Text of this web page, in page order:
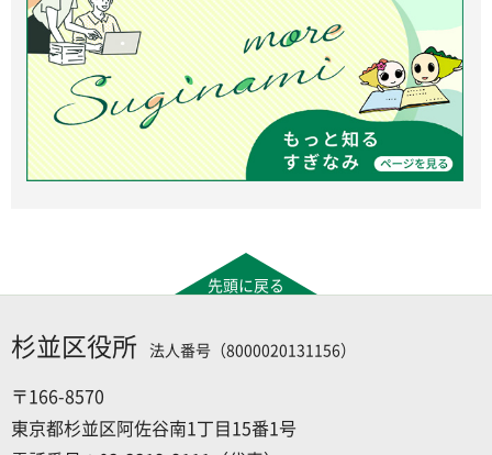
先頭に戻る
杉並区役所 法人番号（8000020131156）
〒166-8570
東京都杉並区阿佐谷南1丁目15番1号